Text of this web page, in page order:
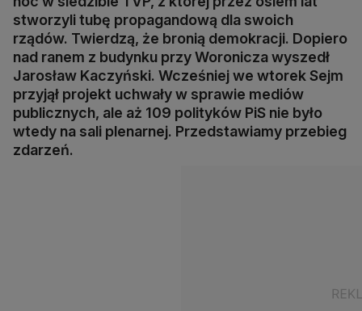
stworzyli tubę propagandową dla swoich
rządów. Twierdzą, że bronią demokracji. Dopiero
nad ranem z budynku przy Woronicza wyszedł
Jarosław Kaczyński. Wcześniej we wtorek Sejm
przyjął projekt uchwały w sprawie mediów
publicznych, ale aż 109 polityków PiS nie było
wtedy na sali plenarnej. Przedstawiamy przebieg
zdarzeń.